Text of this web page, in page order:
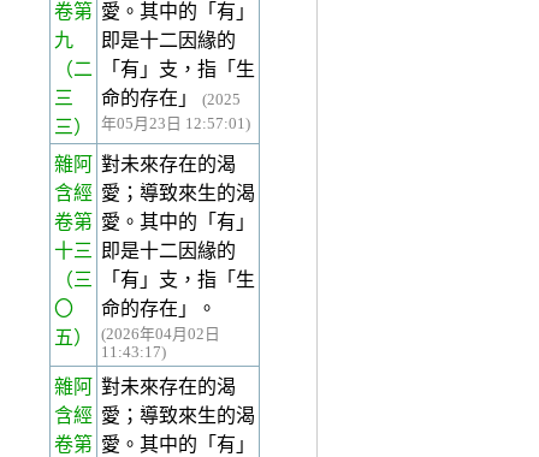
卷第
九
（二
三
三）
愛。其中的「有」
即是十二因緣的
「有」支，指「生
命的存在」
(2025
年05月23日 12:57:01)
雜阿
含經
卷第
十三
（三
〇
五）
對未來存在的渴
愛；導致來生的渴
愛。其中的「有」
即是十二因緣的
「有」支，指「生
命的存在」。
(2026年04月02日
11:43:17)
雜阿
含經
卷第
對未來存在的渴
愛；導致來生的渴
愛。其中的「有」